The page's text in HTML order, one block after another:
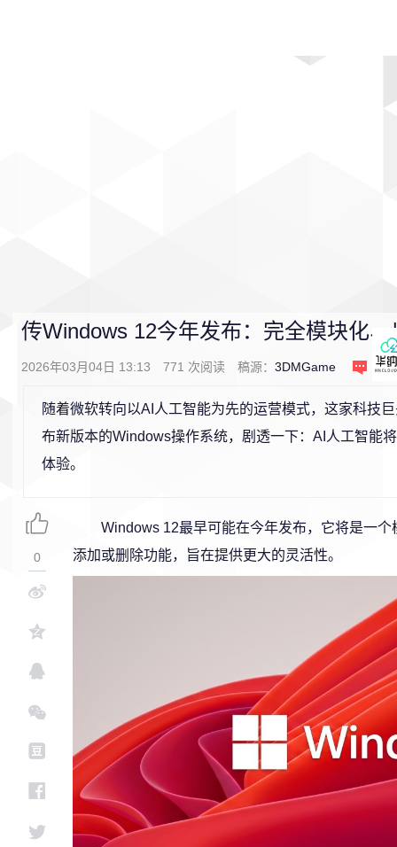
传Windows 12今年发布：完全模块化
2026年03月04日 13:13 771 次阅读 稿源： 3DMGame 1条
随着微软转向以AI人工智能为先的运营模式，这家科技
布新版本的Windows操作系统，剧透一下：AI人工智能
体验。
Windows 12最早可能在今年发布，它将是一
添加或删除功能，旨在提供更大的灵活性。
0